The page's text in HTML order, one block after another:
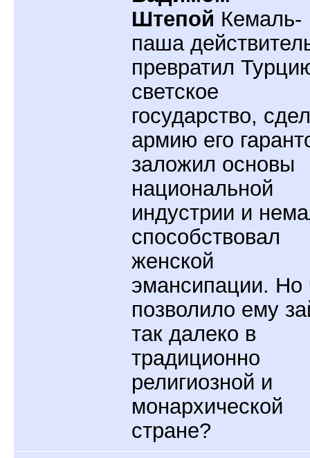
Штепой Кемаль-
паша
превратил
светское
государство,
армию его
заложил основы
национальной
индустрии и
способствовал
женской
эмансипации. Но
позволило ему
так далеко в
традиционно
религиозной и
монархической
стране?